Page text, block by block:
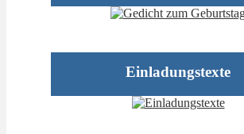
Einladungstexte